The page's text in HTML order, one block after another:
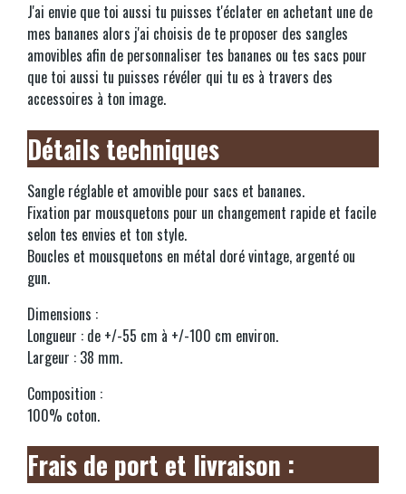
J'ai envie que toi aussi tu puisses t'éclater en achetant une de
mes bananes alors j'ai choisis de te proposer des sangles
amovibles afin de personnaliser tes bananes ou tes sacs pour
que toi aussi tu puisses révéler qui tu es à travers des
accessoires à ton image.
Détails techniques
Sangle réglable et amovible pour sacs et bananes.
Fixation par mousquetons pour un changement rapide et facile
selon tes envies et ton style.
Boucles et mousquetons en métal doré vintage, argenté ou
gun.
Dimensions :
Longueur : de +/-55 cm à +/-100 cm environ.
Largeur : 38 mm.
Composition :
100% coton.
Frais de port et livraison :